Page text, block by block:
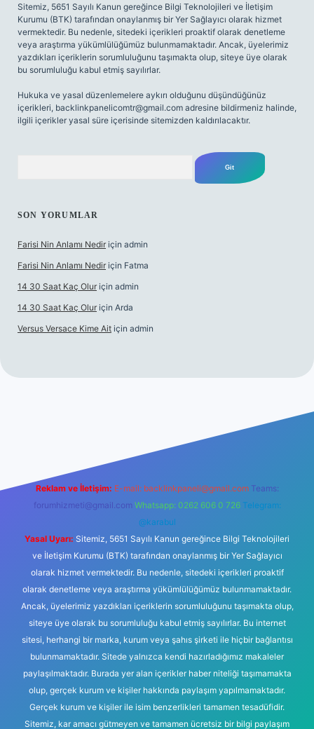
Sitemiz, 5651 Sayılı Kanun gereğince Bilgi Teknolojileri ve İletişim
Kurumu (BTK) tarafından onaylanmış bir Yer Sağlayıcı olarak hizmet
vermektedir. Bu nedenle, sitedeki içerikleri proaktif olarak denetleme
veya araştırma yükümlülüğümüz bulunmamaktadır. Ancak, üyelerimiz
yazdıkları içeriklerin sorumluluğunu taşımakta olup, siteye üye olarak
bu sorumluluğu kabul etmiş sayılırlar.
Hukuka ve yasal düzenlemelere aykırı olduğunu düşündüğünüz
içerikleri, backlinkpanelicomtr@gmail.com adresine bildirmeniz halinde,
ilgili içerikler yasal süre içerisinde sitemizden kaldırılacaktır.
SON YORUMLAR
Farisi Nin Anlamı Nedir için admin
Farisi Nin Anlamı Nedir için Fatma
14 30 Saat Kaç Olur için admin
14 30 Saat Kaç Olur için Arda
Versus Versace Kime Ait için admin
Reklam ve İletişim: E-mail: backlinkpaneli@gmail.com Teams:
forumhizmeti@gmail.com Whatsapp: 0262 606 0 726 Telegram:
@karabul
Yasal Uyarı: Sitemiz, 5651 Sayılı Kanun gereğince Bilgi Teknolojileri
ve İletişim Kurumu (BTK) tarafından onaylanmış bir Yer Sağlayıcı
olarak hizmet vermektedir. Bu nedenle, sitedeki içerikleri proaktif
olarak denetleme veya araştırma yükümlülüğümüz bulunmamaktadır.
Ancak, üyelerimiz yazdıkları içeriklerin sorumluluğunu taşımakta olup,
siteye üye olarak bu sorumluluğu kabul etmiş sayılırlar. Bu internet
sitesi, herhangi bir marka, kurum veya şahıs şirketi ile hiçbir bağlantısı
bulunmamaktadır. Sitede yalnızca kendi hazırladığımız makaleler
paylaşılmaktadır. Burada yer alan içerikler haber niteliği taşımamakta
olup, gerçek kurum ve kişiler hakkında paylaşım yapılmamaktadır.
Gerçek kurum ve kişiler ile isim benzerlikleri tamamen tesadüfidir.
Sitemiz, kar amacı gütmeyen ve tamamen ücretsiz bir bilgi paylaşım